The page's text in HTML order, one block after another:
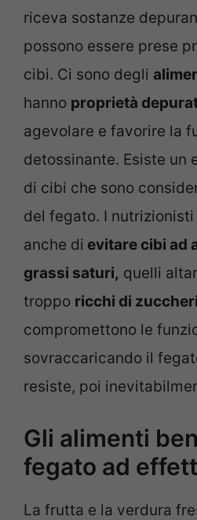
riceva sostanze
possono essere prese
cibi. Ci sono degli
hanno proprietà
agevolare e favorire la
detossinante. Esiste un
di cibi che sono
del fegato. I
anche di evitare cibi ad
grassi saturi, quelli
troppo ricchi di zuccheri
compromettono le
sovraccaricando il
resiste, poi
Gli alimenti
fegato ad
La frutta e la verdura